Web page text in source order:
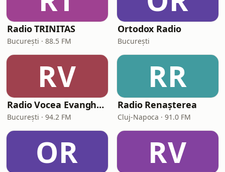
Radio TRINITAS
București · 88.5 FM
Ortodox Radio
București
RV
Radio Vocea Evangheliei București (RVE București)
București · 94.2 FM
RR
Radio Renașterea
Cluj-Napoca · 91.0 FM
OR RV